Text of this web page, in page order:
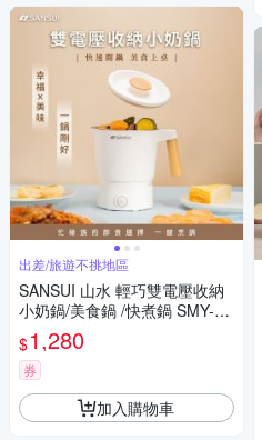
出差/旅遊不挑地區
SANSUI 山水 輕巧雙電壓收納
小奶鍋/美食鍋 /快煮鍋 SMY-TC
09
$1,280
券
加入購物車